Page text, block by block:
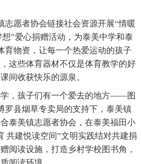
愿者协会链接社会资源开展“情暖
”爱心捐赠活动，为泰美中学和泰
育物资，让每一个热爱运动的孩子
这些体育器材不仅是体育教学的好
间收获快乐的源泉。
孩子们有一个爱去的地方——图
罗县烟草专卖局的支持下，泰美镇
泰美镇志愿者协会，在泰美福田小
共建悦读空间”文明实践结对共建捐
阅读设施，打造乡村学校图书角，